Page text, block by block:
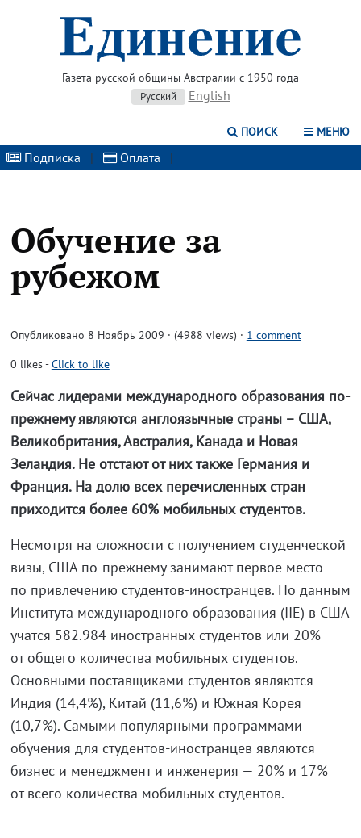
Газета русской общины Австралии с 1950 года
Русский English
ПОИСК МЕНЮ
Подписка | Оплата |
Обучение за
рубежом
Опубликовано 8 Ноябрь 2009 · (4988 views) · 1 comment
0 likes-Click to like
Сейчас лидерами международного образования по-
прежнему являются англоязычные страны – США,
Великобритания, Австралия, Канада и Новая
Зеландия. Не отстают от них также Германия и
Франция. На долю всех перечисленных стран
приходится более 60% мобильных студентов.
Несмотря на сложности с получением студенческой
визы, США по-прежнему занимают первое место
по привлечению студентов-иностранцев. По данным
Института международного образования (IIE) в США
учатся 582.984 иностранных студентов или 20%
от общего количества мобильных студентов.
Основными поставщиками студентов являются
Индия (14,4%), Китай (11,6%) и Южная Корея
(10,7%). Самыми популярными программами
обучения для студентов-иностранцев являются
бизнес и менеджмент и инженерия — 20% и 17%
от всего количества мобильных студентов.